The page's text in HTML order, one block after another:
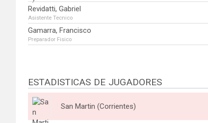
Revidatti, Gabriel
Asistente Tecnico
Gamarra, Francisco
Preparador Fisico
ESTADISTICAS DE JUGADORES
San Martin (Corrientes)